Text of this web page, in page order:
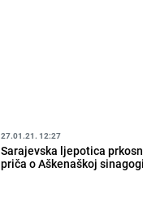
27.01.21. 12:27
Sarajevska ljepotica
priča o Aškenaškoj sinagogi